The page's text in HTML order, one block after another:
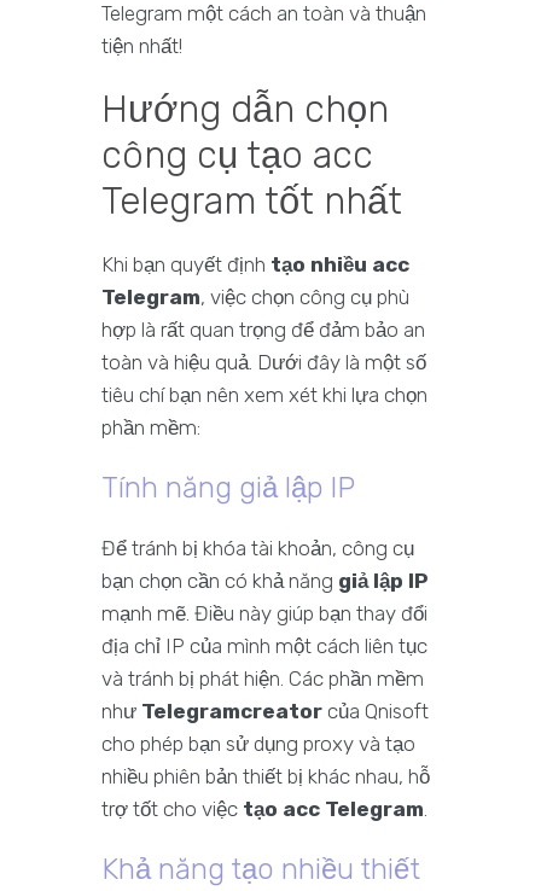
Telegram một cách an toàn và thuận
tiện nhất!
Hướng dẫn chọn
công cụ tạo acc
Telegram tốt nhất
Khi bạn quyết định tạo nhiều acc
Telegram, việc chọn công cụ phù
hợp là rất quan trọng để đảm bảo an
toàn và hiệu quả. Dưới đây là một số
tiêu chí bạn nên xem xét khi lựa chọn
phần mềm:
Tính năng giả lập IP
Để tránh bị khóa tài khoản, công cụ
bạn chọn cần có khả năng giả lập IP
mạnh mẽ. Điều này giúp bạn thay đổi
địa chỉ IP của mình một cách liên tục
và tránh bị phát hiện. Các phần mềm
như Telegramcreator của Qnisoft
cho phép bạn sử dụng proxy và tạo
nhiều phiên bản thiết bị khác nhau, hỗ
trợ tốt cho việc tạo acc Telegram.
Khả năng tạo nhiều thiết